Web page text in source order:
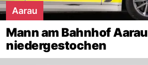
Aarau
Mann am Bahnhof Aarau
niedergestochen